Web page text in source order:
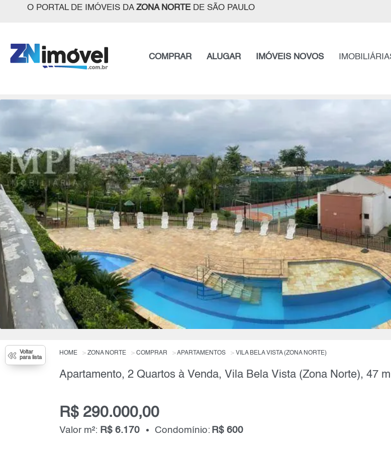
O PORTAL DE IMÓVEIS DA ZONA NORTEDE SÃO PAULO
COMPRAR ALUGAR IMÓVEIS NOVOS
Voltar
para lista
HOME ZONA NORTE COMPRAR APARTAMENTOS VILA BELA VISTA (ZONA NORTE)
R$ 290.000,00
Valor m²: R$ 6.170 Condomínio: R$ 600